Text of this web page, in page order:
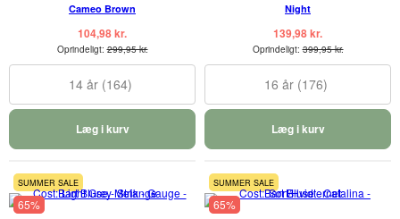
Cameo Brown
104,98 kr.
Oprindeligt:299,95 kr.
14 år (164)
Læg i kurv
Night
139,98 kr.
Oprindeligt:399,95 kr.
16 år (176)
Læg i kurv
SUMMER SALE
65%
SUMMER SALE
65%